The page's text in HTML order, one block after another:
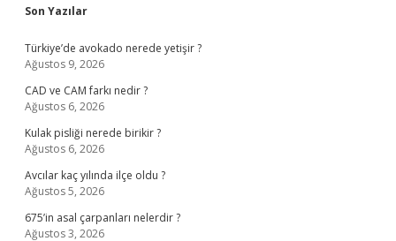
Sidebar
Son Yazılar
Türkiye’de avokado nerede yetişir ?
Ağustos 9, 2026
CAD ve CAM farkı nedir ?
Ağustos 6, 2026
Kulak pisliği nerede birikir ?
Ağustos 6, 2026
Avcılar kaç yılında ilçe oldu ?
Ağustos 5, 2026
675’in asal çarpanları nelerdir ?
Ağustos 3, 2026